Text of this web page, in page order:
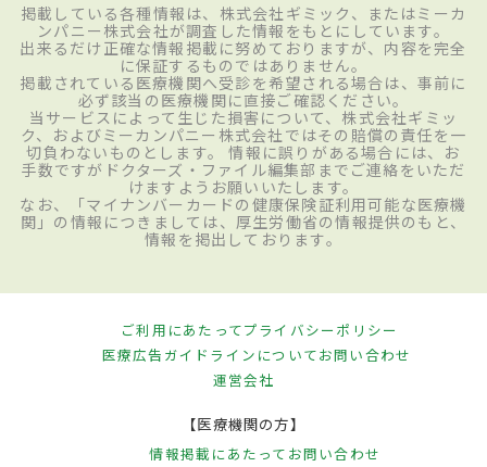
掲載している各種情報は、株式会社ギミック、またはミーカ
ンパニー株式会社が調査した情報をもとにしています。
出来るだけ正確な情報掲載に努めておりますが、内容を完全
に保証するものではありません。
掲載されている医療機関へ受診を希望される場合は、事前に
必ず該当の医療機関に直接ご確認ください。
当サービスによって生じた損害について、株式会社ギミッ
ク、およびミーカンパニー株式会社ではその賠償の責任を一
切負わないものとします。 情報に誤りがある場合には、お
手数ですがドクターズ・ファイル編集部までご連絡をいただ
けますようお願いいたします。
なお、「マイナンバーカードの健康保険証利用可能な医療機
関」の情報につきましては、厚生労働省の情報提供のもと、
情報を掲出しております。
ご利用にあたってプライバシーポリシー
医療広告ガイドラインについてお問い合わせ
運営会社
【医療機関の方】
情報掲載にあたって お問い合わせ